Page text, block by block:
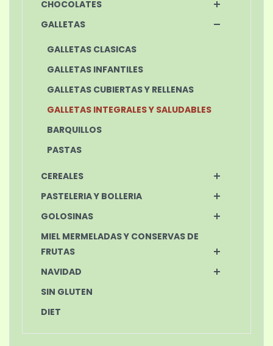
CHOCOLATES
GALLETAS
GALLETAS CLASICAS
GALLETAS INFANTILES
GALLETAS CUBIERTAS Y RELLENAS
GALLETAS INTEGRALES Y SALUDABLES
BARQUILLOS
PASTAS
CEREALES
PASTELERIA Y BOLLERIA
GOLOSINAS
MIEL MERMELADAS Y CONSERVAS DE
FRUTAS
NAVIDAD
SIN GLUTEN
DIET